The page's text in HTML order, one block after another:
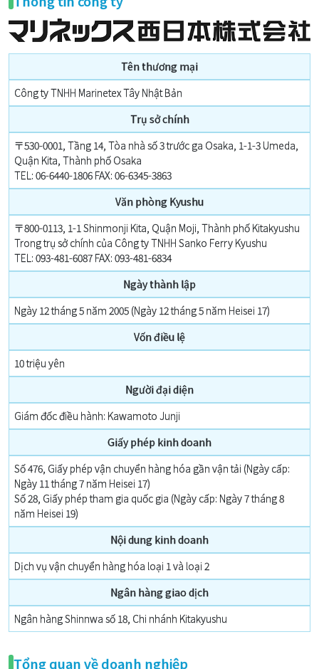
Tên thương mại
Công ty TNHH Marinetex Tây Nhật Bản
Trụ sở chính
〒530-0001, Tầng 14, Tòa nhà số 3 trước ga Osaka, 1-1-3 Umeda,
Quận Kita, Thành phố Osaka
TEL: 06-6440-1806 FAX: 06-6345-3863
Văn phòng Kyushu
〒800-0113, 1-1 Shinmonji Kita, Quận Moji, Thành phố Kitakyushu
Trong trụ sở chính của Công ty TNHH Sanko Ferry Kyushu
TEL: 093-481-6087 FAX: 093-481-6834
Ngày thành lập
Ngày 12 tháng 5 năm 2005 (Ngày 12 tháng 5 năm Heisei 17)
Vốn điều lệ
10 triệu yên
Người đại diện
Giám đốc điều hành: Kawamoto Junji
Giấy phép kinh doanh
Số 476, Giấy phép vận chuyển hàng hóa gần vận tải (Ngày cấp:
Ngày 11 tháng 7 năm Heisei 17)
Số 28, Giấy phép tham gia quốc gia (Ngày cấp: Ngày 7 tháng 8
năm Heisei 19)
Nội dung kinh doanh
Dịch vụ vận chuyển hàng hóa loại 1 và loại 2
Ngân hàng giao dịch
Ngân hàng Shinnwa số 18, Chi nhánh Kitakyushu
Tổng quan về doanh nghiệp